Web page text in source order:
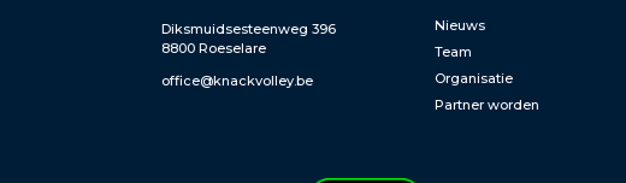
Diksmuidsesteenweg 396
8800 Roeselare
office@knackvolley.be
Nieuws
Team
Organisatie
Partner worden